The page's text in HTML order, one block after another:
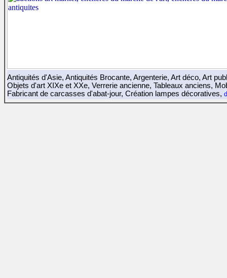
Antiquités d'Asie, Antiquités Brocante, Argenterie, Art déco, Art
Objets d'art XIXe et XXe, Verrerie ancienne, Tableaux anciens,
Fabricant de carcasses d'abat-jour, Création lampes décoratives,